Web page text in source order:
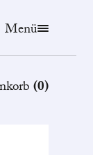
Menü
(0)